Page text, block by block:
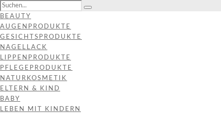
BEAUTY
AUGENPRODUKTE
GESICHTSPRODUKTE
NAGELLACK
LIPPENPRODUKTE
PFLEGEPRODUKTE
NATURKOSMETIK
ELTERN & KIND
BABY
LEBEN MIT KINDERN